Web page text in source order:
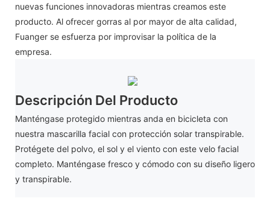
nuevas funciones innovadoras mientras creamos este
producto. Al ofrecer gorras al por mayor de alta calidad,
Fuanger se esfuerza por improvisar la política de la
empresa.
Descripción Del Producto
Manténgase protegido mientras anda en bicicleta con
nuestra mascarilla facial con protección solar transpirable.
Protégete del polvo, el sol y el viento con este velo facial
completo. Manténgase fresco y cómodo con su diseño ligero
y transpirable.